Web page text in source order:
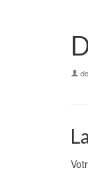
de